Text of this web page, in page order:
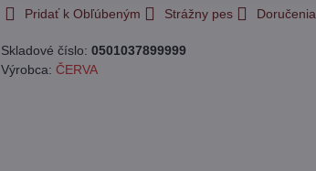
Pridať k Obľúbeným Strážny pes Doručenia
Skladové číslo: 0501037899999
Výrobca: ČERVA